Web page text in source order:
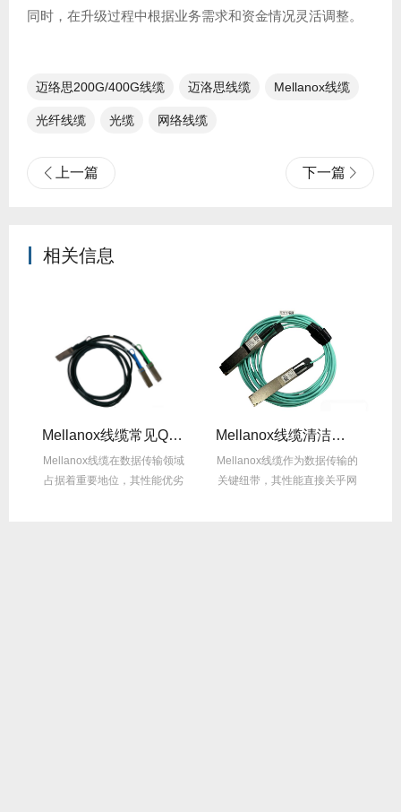
同时，在升级过程中根据业务需求和资金情况灵活调整。
迈络思200G/400G线缆 迈洛思线缆 Mellanox线缆
光纤线缆​ 光缆 网络线缆
上一篇 下一篇
相关信息
Mellanox线缆常见Q&A：用户最关心的10问
Mellanox线缆在数据传输领域
占据着重要地位，其性能优劣
Mellanox线缆清洁方法：正确操作不损坏！
Mellanox线缆作为数据传输的
关键纽带，其性能直接关乎网